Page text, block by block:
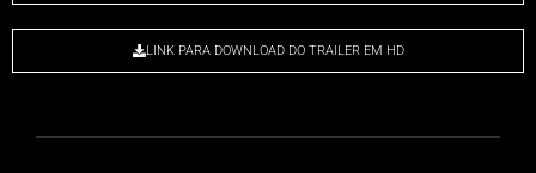
LINK PARA DOWNLOAD DO TRAILER EM HD